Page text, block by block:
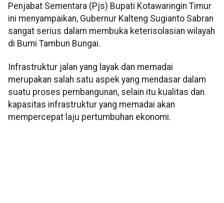
Penjabat Sementara (Pjs) Bupati Kotawaringin Timur
ini menyampaikan, Gubernur Kalteng Sugianto Sabran
sangat serius dalam membuka keterisolasian wilayah
di Bumi Tambun Bungai.
Infrastruktur jalan yang layak dan memadai
merupakan salah satu aspek yang mendasar dalam
suatu proses pembangunan, selain itu kualitas dan
kapasitas infrastruktur yang memadai akan
mempercepat laju pertumbuhan ekonomi.